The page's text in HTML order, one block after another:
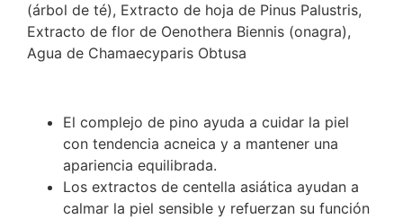
(árbol de té), Extracto de hoja de Pinus Palustris,
Extracto de flor de Oenothera Biennis (onagra),
Agua de Chamaecyparis Obtusa
El complejo de pino ayuda a cuidar la piel
con tendencia acneica y a mantener una
apariencia equilibrada.
Los extractos de centella asiática ayudan a
calmar la piel sensible y refuerzan su función